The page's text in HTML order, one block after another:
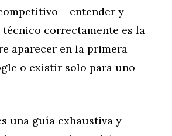
entender y
técnico correctamente es la
aparecer en la primera
o existir solo para uno
una guía exhaustiva y